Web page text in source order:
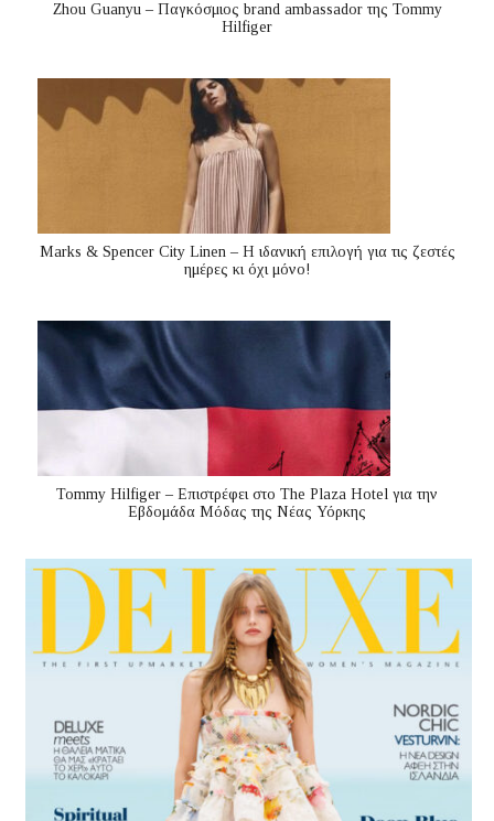
Zhou Guanyu – Παγκόσμιος brand ambassador της Tommy
Hilfiger
Marks & Spencer City Linen – Η ιδανική επιλογή για τις ζεστές
ημέρες κι όχι μόνο!
Tommy Hilfiger – Επιστρέφει στο The Plaza Hotel για την
Εβδομάδα Μόδας της Νέας Υόρκης